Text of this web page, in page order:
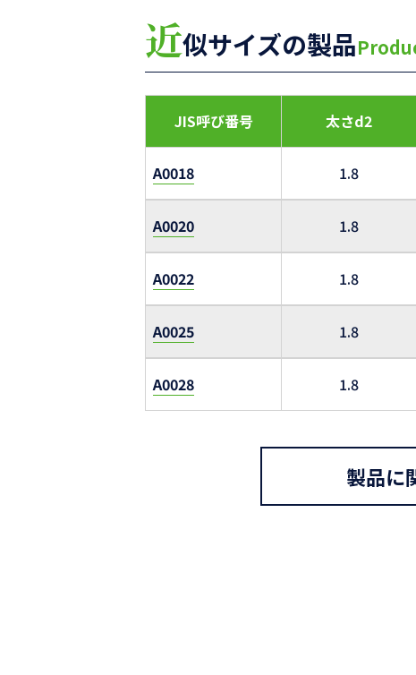
近似サイズの製品
JIS呼び番号 太さd2
A0018 1.8
A0020 1.8
A0022 1.8
A0025 1.8
A0028 1.8
製品に